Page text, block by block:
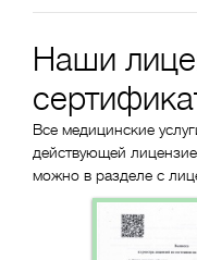
Наши
Все медицинские
действующей
можно в разделе с